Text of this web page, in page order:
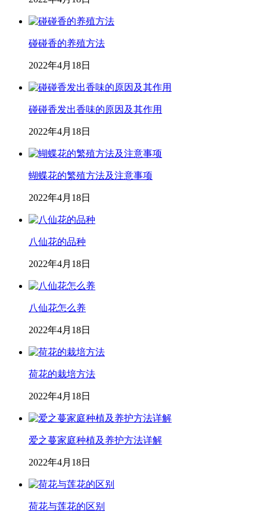
碰碰香的养殖方法
2022年4月18日
碰碰香发出香味的原因及其作用
2022年4月18日
蝴蝶花的繁殖方法及注意事项
2022年4月18日
八仙花的品种
2022年4月18日
八仙花怎么养
2022年4月18日
荷花的栽培方法
2022年4月18日
爱之蔓家庭种植及养护方法详解
2022年4月18日
荷花与莲花的区别